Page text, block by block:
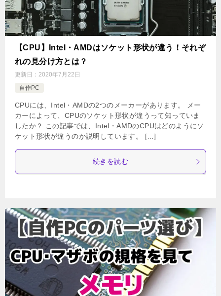
【CPU】Intel・AMDはソケット形状が違う！それぞ
れの見分け方とは？
更新日： 2020年7月22日
自作PC
CPUには、Intel・AMDの2つのメーカーがあります。 メー
カーによって、CPUのソケット形状が違うって知っていま
したか？ この記事では、Intel・AMDのCPUはどのようにソ
ケット形状が違うのか説明しています。 […]
続きを読む